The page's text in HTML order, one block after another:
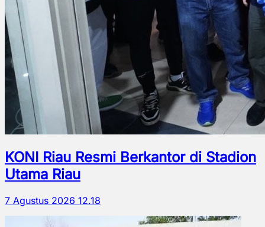
KONI Riau Resmi Berkantor di Stadion
Utama Riau
7 Agustus 2026 12.18